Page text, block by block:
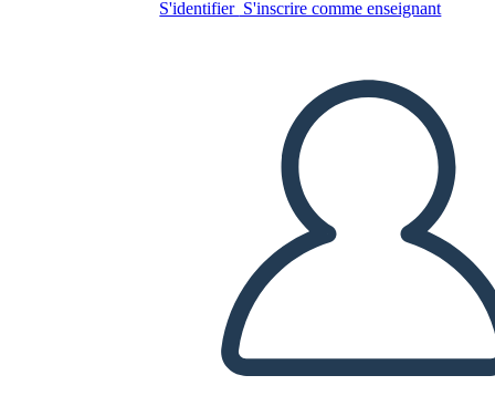
S'identifier S'inscrire comme enseignant
LIS-MOI